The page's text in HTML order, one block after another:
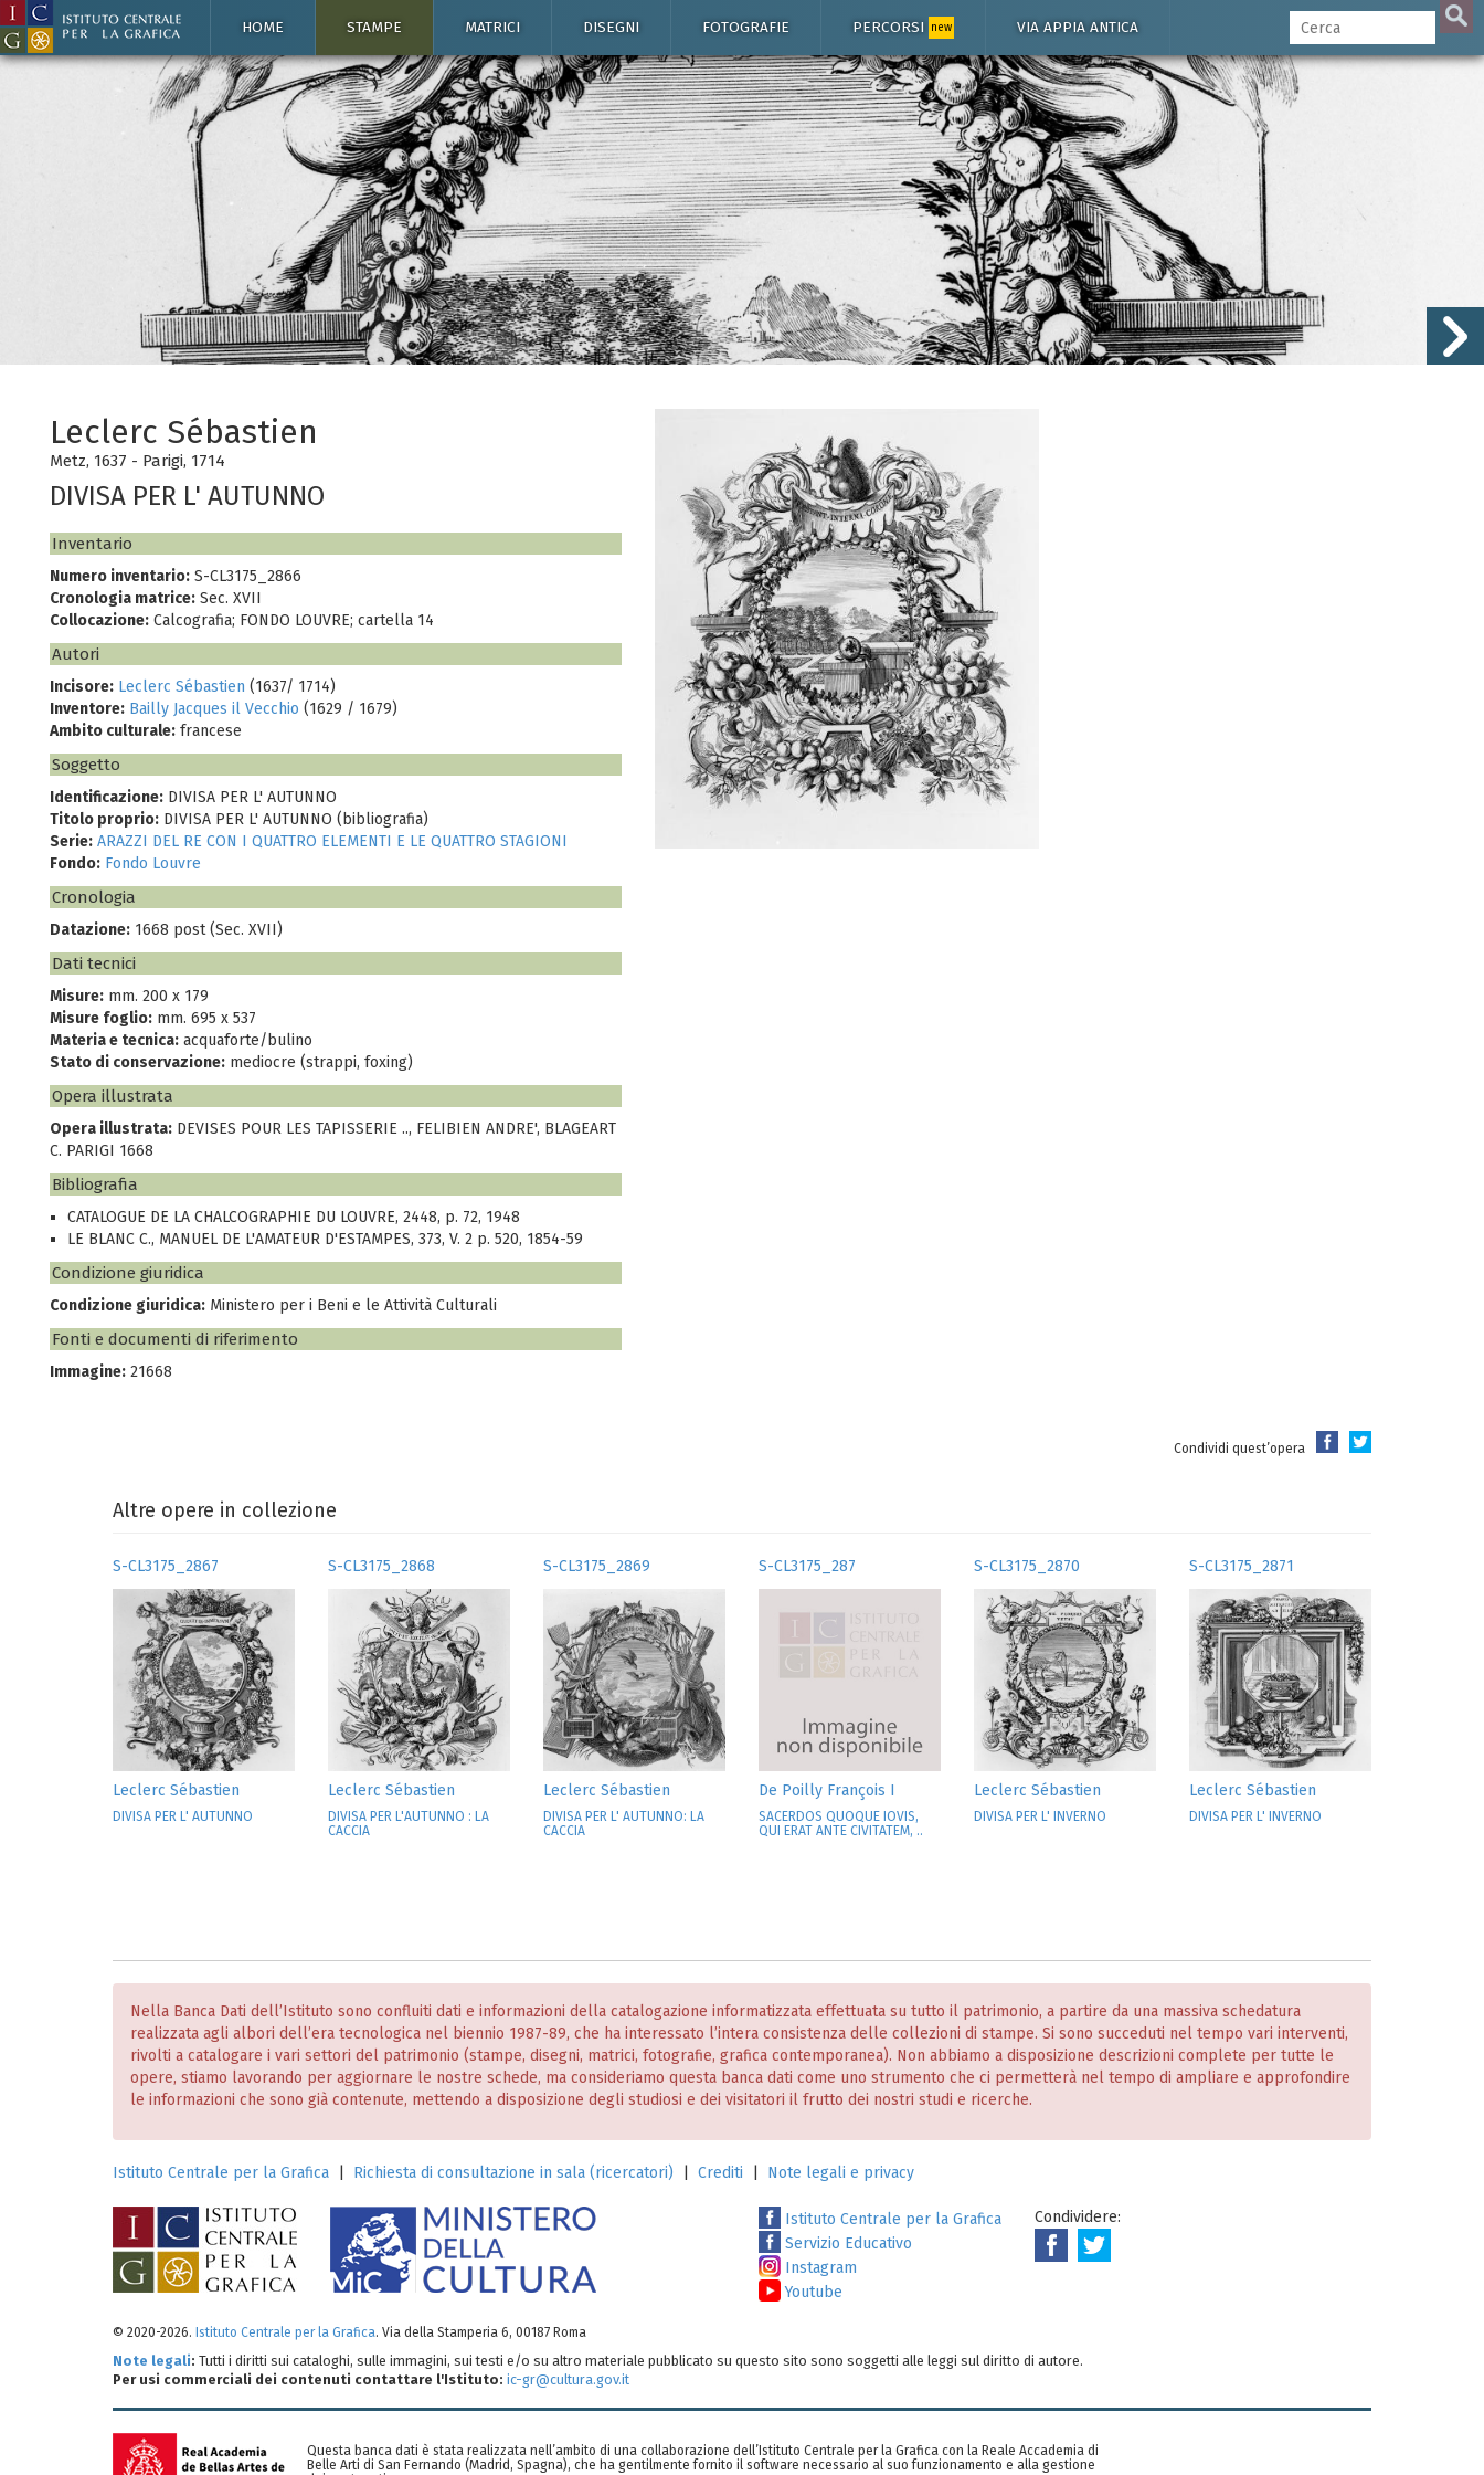
HOME STAMPE MATRICI DISEGNI FOTOGRAFIE PERCORSI new VIA APPIA ANTICA
Leclerc Sébastien
Metz, 1637 - Parigi, 1714
DIVISA PER L' AUTUNNO
Inventario
Numero inventario: S-CL3175_2866
Cronologia matrice: Sec. XVII
Collocazione: Calcografia; FONDO LOUVRE; cartella 14
Autori
Incisore: Leclerc Sébastien (1637/ 1714)
Inventore: Bailly Jacques il Vecchio (1629 / 1679)
Ambito culturale: francese
Soggetto
Identificazione: DIVISA PER L' AUTUNNO
Titolo proprio: DIVISA PER L' AUTUNNO (bibliografia)
Serie: ARAZZI DEL RE CON I QUATTRO ELEMENTI E LE QUATTRO STAGIONI
Fondo: Fondo Louvre
Cronologia
Datazione: 1668 post (Sec. XVII)
Dati tecnici
Misure: mm. 200 x 179
Misure foglio: mm. 695 x 537
Materia e tecnica: acquaforte/bulino
Stato di conservazione: mediocre (strappi, foxing)
Opera illustrata
Opera illustrata: DEVISES POUR LES TAPISSERIE .., FELIBIEN ANDRE', BLAGEART
C. PARIGI 1668
Bibliografia
CATALOGUE DE LA CHALCOGRAPHIE DU LOUVRE, 2448, p. 72, 1948
LE BLANC C., MANUEL DE L'AMATEUR D'ESTAMPES, 373, V. 2 p. 520, 1854-59
Condizione giuridica
Condizione giuridica: Ministero per i Beni e le Attività Culturali
Fonti e documenti di riferimento
Immagine: 21668
Condividi quest’opera
Altre opere in collezione
S-CL3175_2867
Leclerc Sébastien
DIVISA PER L' AUTUNNO
S-CL3175_2868
Leclerc Sébastien
DIVISA PER L'AUTUNNO : LA
CACCIA
S-CL3175_2869
Leclerc Sébastien
DIVISA PER L' AUTUNNO: LA
CACCIA
S-CL3175_287
De Poilly François I
SACERDOS QUOQUE IOVIS,
QUI ERAT ANTE CIVITATEM, ..
S-CL3175_2870
Leclerc Sébastien
DIVISA PER L' INVERNO
S-CL3175_2871
Leclerc Sébastien
DIVISA PER L' INVERNO
Nella Banca Dati dell’Istituto sono confluiti dati e informazioni della catalogazione informatizzata effettuata su tutto il patrimonio, a partire da una massiva schedatura
realizzata agli albori dell’era tecnologica nel biennio 1987-89, che ha interessato l’intera consistenza delle collezioni di stampe. Si sono succeduti nel tempo vari interventi,
rivolti a catalogare i vari settori del patrimonio (stampe, disegni, matrici, fotografie, grafica contemporanea). Non abbiamo a disposizione descrizioni complete per tutte le
opere, stiamo lavorando per aggiornare le nostre schede, ma consideriamo questa banca dati come uno strumento che ci permetterà nel tempo di ampliare e approfondire
le informazioni che sono già contenute, mettendo a disposizione degli studiosi e dei visitatori il frutto dei nostri studi e ricerche.
Istituto Centrale per la Grafica Richiesta di consultazione in sala (ricercatori) Crediti Note legali e privacy
Istituto Centrale per la Grafica
Servizio Educativo
Instagram
Youtube
Condividere:
© 2020-2026. Istituto Centrale per la Grafica. Via della Stamperia 6, 00187 Roma
Note legali: Tutti i diritti sui cataloghi, sulle immagini, sui testi e/o su altro materiale pubblicato su questo sito sono soggetti alle leggi sul diritto di autore.
Per usi commerciali dei contenuti contattare l'Istituto: ic-gr@cultura.gov.it
Questa banca dati è stata realizzata nell’ambito di una collaborazione dell’Istituto Centrale per la Grafica con la Reale Accademia di
Belle Arti di San Fernando (Madrid, Spagna), che ha gentilmente fornito il software necessario al suo funzionamento e alla gestione